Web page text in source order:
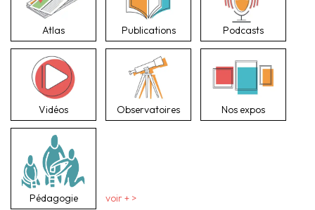
Atlas Publications Podcasts
Vidéos Observatoires Nos expos
Pédagogie voir + >